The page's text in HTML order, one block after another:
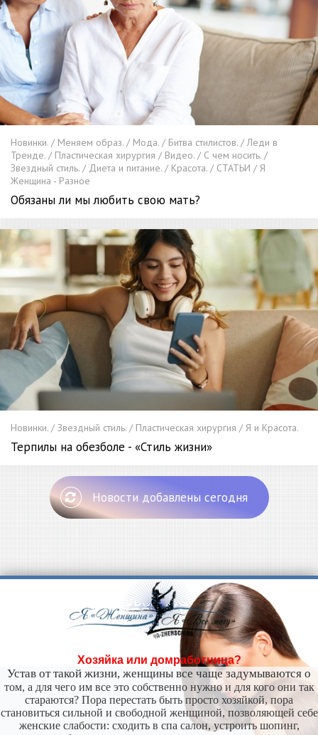
Новинки. / Меняем образ. / Мода. / Битва стилистов. / Леди в
Тренде. / Пластическая хирургия / Видео. / С чем носить. /
Звездный стиль. / Диета и питание. / Красота. / СТАТЬИ / Я
Женщина - Разное
Обязаны ли мы любить свою мать?
Новинки. / Звездный стиль. / Пластическая хирургия / Я и Красота.
Терпилы на обезболе - «Стиль жизни»
Новости добавлены сегодня
Хозяйка или домработница?
Устав от такой жизни, женщины все чаще задумываются о
том, а для чего им все это собственно нужно и для кого они так
стараются? Пора перестать быть просто хозяйкой, пора
становиться сильной и свободной женщиной, позволяющей себе
женские слабости: сходить в спа салон, устроить шопинг,